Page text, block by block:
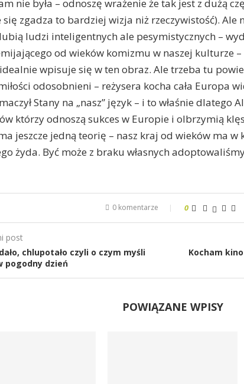
nie była – odnoszę wrażenie że tak jest z dużą
się zgadza to bardziej wizja niż rzeczywistość). Ale
ludzi inteligentnych ale pesymistycznych –
od wieków komizmu w naszej kulturze
wpisuje się w ten obraz. Ale trzeba tu
odosobnieni – reżysera kocha cała Europa
Stany na „nasz” język – i to właśnie dlatego
którzy odnoszą sukces w Europie i olbrzymią
jeszcze jedną teorię – nasz kraj od wieków ma w
żyda. Być może z braku własnych
0 komentarze 0
post
chlupotało czyli o czym myśli
pogodny dzień
Kocham
POWIĄZANE WPISY